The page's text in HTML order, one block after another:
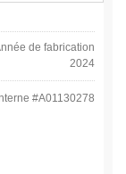
de fabrication
2024
#A01130278